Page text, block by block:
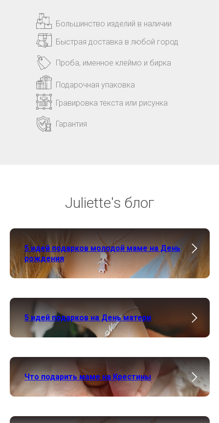
Большинство изделий в наличии
Быстрая доставка в любой город
Подарочная упаковка
Гравировка текста или рисунка
Проба, именное клеймо и бирка
Гарантия
Juliette's блог
5 идей подарков молодой маме на День
рождения
5 идей подарков на День матери
Что подарить маме на Крестины